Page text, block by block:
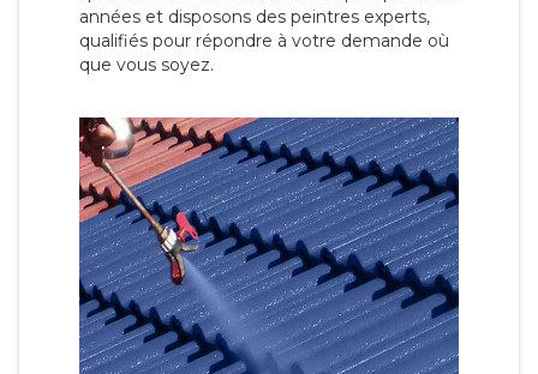
années et disposons des peintres experts,
qualifiés pour répondre à votre demande où
que vous soyez.